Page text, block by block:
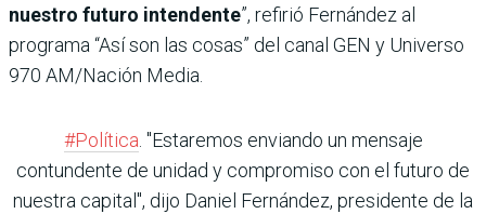
nuestro futuro intendente”, refirió Fernández al
programa “Así son las cosas” del canal GEN y Universo
970 AM/Nación Media.
#Política. "Estaremos enviando un mensaje
contundente de unidad y compromiso con el futuro de
nuestra capital", dijo Daniel Fernández, presidente de la